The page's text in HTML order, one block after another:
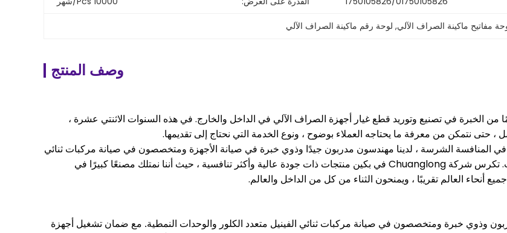
مفاتيح ماكينة الصراف الآلي, لوحة رقم ماكينة الصراف الآلي
وصف المنتج
في هذه السنوات الاثنتي عشرة ،
، حتى نتمكن من معرفة ما يحتاجه العملاء بوضوح ، ونوع الخدمة التي نحتاج إلى تقديمها.
في المنافسة الشرسة ، لدينا مهندسون مدربون جيدًا وذوي خبرة في صيانة الأجهزة ومتخصصون في صيانة مركبات ثنائي
تكرس شركة Chuanglong في بكين منتجات ذات جودة عالية وأكثر تنافسية ، حيث أننا نمتلك مصنعًا كبيرًا في
أنحاء العالم تقريبًا ، ويمنحون الثناء من كل من الداخل والعالم.
وذوي خبرة ومتخصصون في صيانة مركبات ثنائي الفينيل متعدد الكلور والوحدات النمطية. مع ضمان تشغيل أجهزة